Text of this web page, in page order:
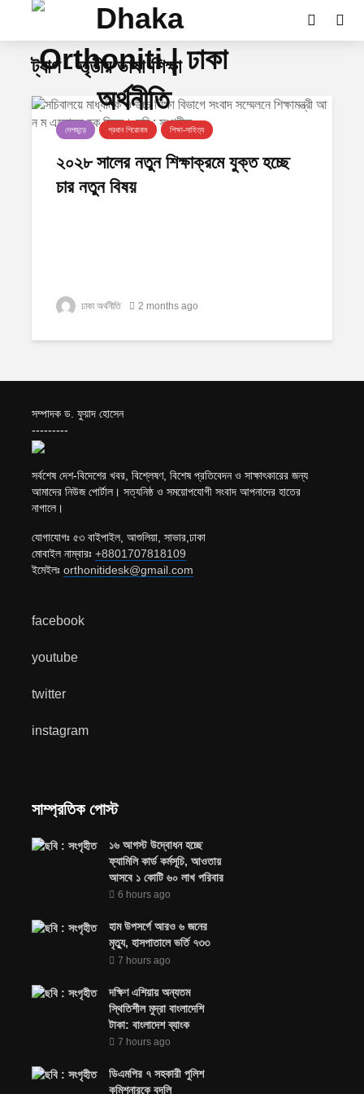
ট্যাগ - তৃতীয় ভাষা শিক্ষা
দেশজুড়ে প্রধান শিরোনাম শিক্ষা-সাহিত্য
২০২৮ সালের নতুন শিক্ষাক্রমে যুক্ত হচ্ছে
চার নতুন বিষয়
ঢাকা অর্থনীতি 2 months ago
সম্পাদক ড. ফুয়াদ হোসেন
---------
সর্বশেষ দেশ-বিদেশের খবর, বিশ্লেষণ, বিশেষ প্রতিবেদন ও সাক্ষাৎকারের জন্য
আমাদের নিউজ পোর্টাল। সত্যনিষ্ঠ ও সময়োপযোগী সংবাদ আপনাদের হাতের
নাগালে।
যোগাযোগঃ ৫৩ বাইপাইল, আশুলিয়া, সাভার,ঢাকা
মোবাইল নাম্বারঃ +8801707818109
ইমেইলঃ orthonitidesk@gmail.com
facebook
youtube
twitter
instagram
সাম্প্রতিক পোস্ট
১৬ আগস্ট উদ্বোধন হচ্ছে
ফ্যামিলি কার্ড কর্মসূচি, আওতায়
আসবে ১ কোটি ৬০ লাখ পরিবার
6 hours ago
হাম উপসর্গে আরও ৬ জনের
মৃত্যু, হাসপাতালে ভর্তি ৭৩৩
7 hours ago
দক্ষিণ এশিয়ায় অন্যতম
স্থিতিশীল মুদ্রা বাংলাদেশি
টাকা: বাংলাদেশ ব্যাংক
7 hours ago
ডিএমপির ৭ সহকারী পুলিশ
কমিশনারকে বদলি